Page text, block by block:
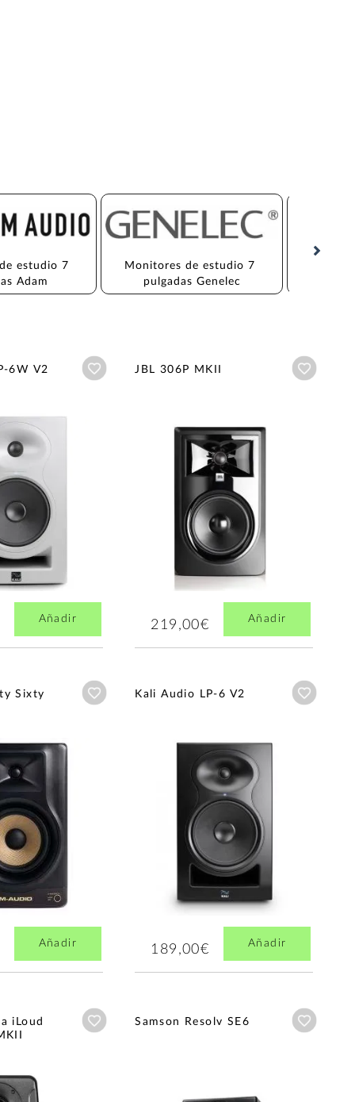
estudio 7
Adam
Monitores de estudio 7
pulgadas Genelec
6W V2 Añadir a wishlist
Añadir
JBL 306P MKII
219,00€ Añadir
Sixty Añadir a wishlist
Añadir
Kali Audio LP-6 V2
189,00€ Añadir
iLoud
Añadir a wishlist
Samson Resolv SE6